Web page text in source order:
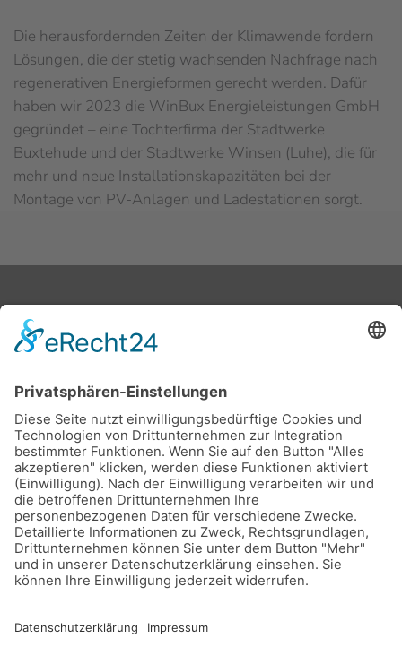
Die herausfordernden Zeiten der Klimawende fordern
Lösungen, die der stetig wachsenden Nachfrage nach
regenerativen Energieformen gerecht werden. Dafür
haben wir 2023 die WinBux Energieleistungen GmbH
gegründet – eine Tochterfirma der Stadtwerke
Buxtehude und der Stadtwerke Winsen (Luhe), die für
mehr und neue Installationskapazitäten bei der
Montage von PV-Anlagen und Ladestationen sorgt.
Stadtwerke Buxtehude GmbH, Ziegelkamp 8, 21614
Buxtehude
Karriere Downloads
Schlichtungsstelle
Vertrag kündigen
Sitemap